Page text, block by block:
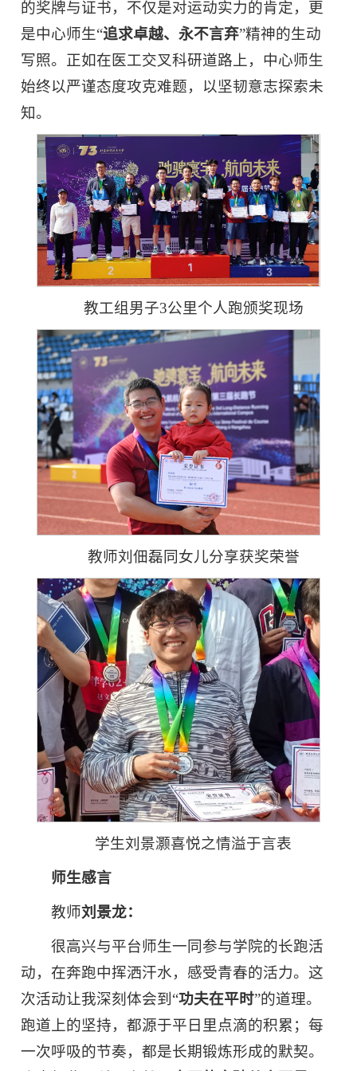
的奖牌与证书，不仅是对运动实力的肯定，更
是中心师生“追求卓越、永不言弃”精神的生动
写照。正如在医工交叉科研道路上，中心师生
始终以严谨态度攻克难题，以坚韧意志探索未
知。
教工组男子3公里个人跑颁奖现场
教师刘佃磊同女儿分享获奖荣誉
学生刘景灏喜悦之情溢于言表
师生感言
教师刘景龙：
很高兴与平台师生一同参与学院的长跑活
动，在奔跑中挥洒汗水，感受青春的活力。这
次活动让我深刻体会到“功夫在平时”的道理。
跑道上的坚持，都源于平日里点滴的积累；每
一次呼吸的节奏，都是长期锻炼形成的默契。